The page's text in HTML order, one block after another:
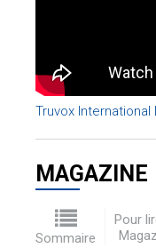
Truvox International
MAGAZINE
Sommaire
Pour